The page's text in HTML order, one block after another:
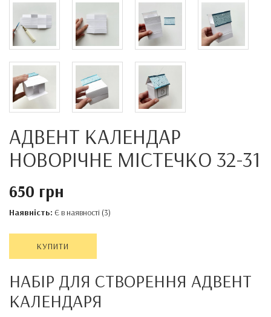
АДВЕНТ КАЛЕНДАР
НОВОРІЧНЕ МІСТЕЧКО 32-31
650 грн
Наявність: Є в наявності (3)
КУПИТИ
НАБІР ДЛЯ СТВОРЕННЯ АДВЕНТ
КАЛЕНДАРЯ